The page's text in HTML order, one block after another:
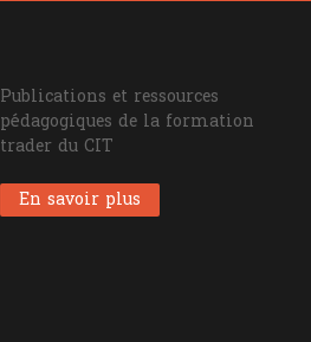
Publications et ressources
pédagogiques de la formation
trader du CIT
En savoir plus